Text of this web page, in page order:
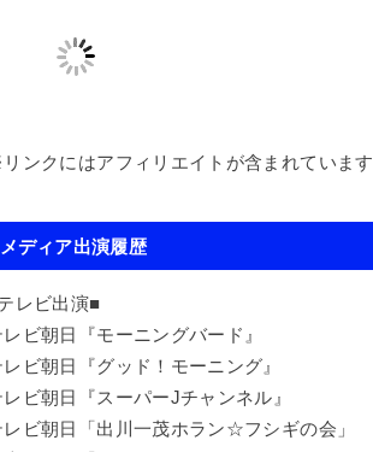
ンクにはアフィリエイトが含まれています
メディア出演履歴
レビ出演■
レビ朝日『モーニングバード』
レビ朝日『グッド！モーニング』
レビ朝日『スーパーJチャンネル』
レビ朝日「出川一茂ホラン☆フシギの会」